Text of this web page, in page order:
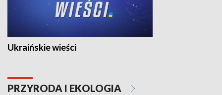
Ukraińskie wieści
PRZYRODA I EKOLOGIA